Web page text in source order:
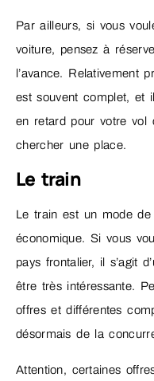
Par ailleurs, si vous
voiture, pensez à
l’avance. Relativement
est souvent complet, et
en retard pour votre vol
chercher une place.
Le train
Le train est un mode
économique. Si vous
pays frontalier, il s’agit
être très intéressante.
offres et différentes
désormais de la
Attention, certaines